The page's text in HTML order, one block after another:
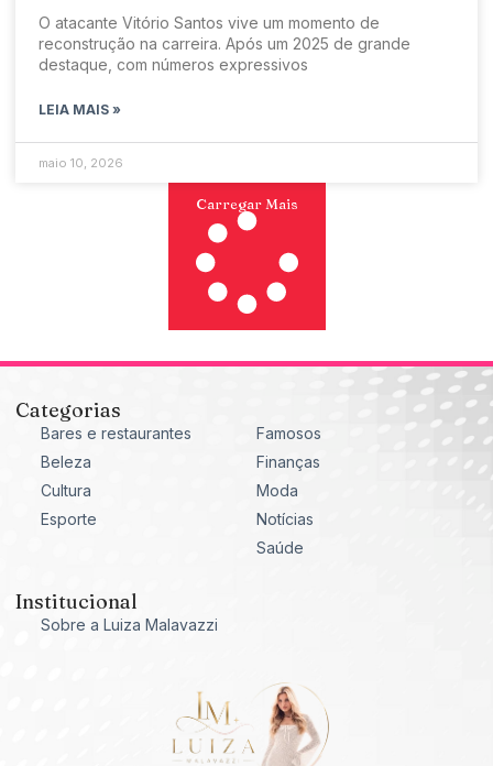
O atacante Vitório Santos vive um momento de
reconstrução na carreira. Após um 2025 de grande
destaque, com números expressivos
LEIA MAIS »
maio 10, 2026
Carregar Mais
Categorias
Bares e restaurantes
Beleza
Cultura
Esporte
Famosos
Finanças
Moda
Notícias
Saúde
Institucional
Sobre a Luiza Malavazzi